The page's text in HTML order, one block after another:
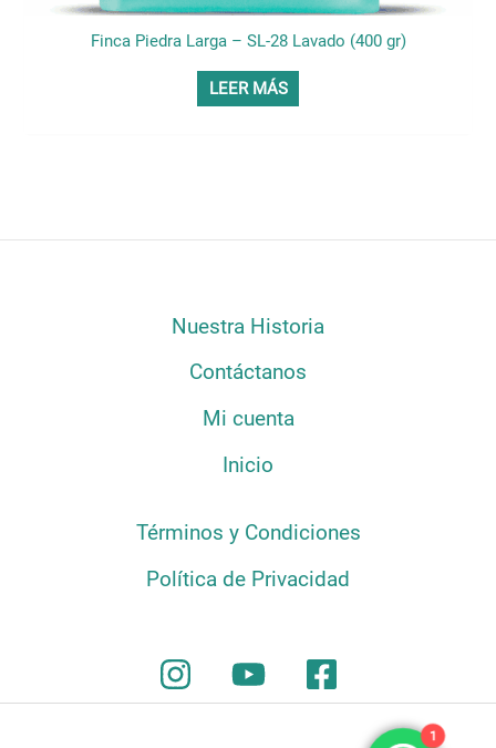
Finca Piedra Larga – SL-28 Lavado (400 gr)
LEER MÁS
Nuestra Historia
Contáctanos
Mi cuenta
Inicio
Términos y Condiciones
Política de Privacidad
1